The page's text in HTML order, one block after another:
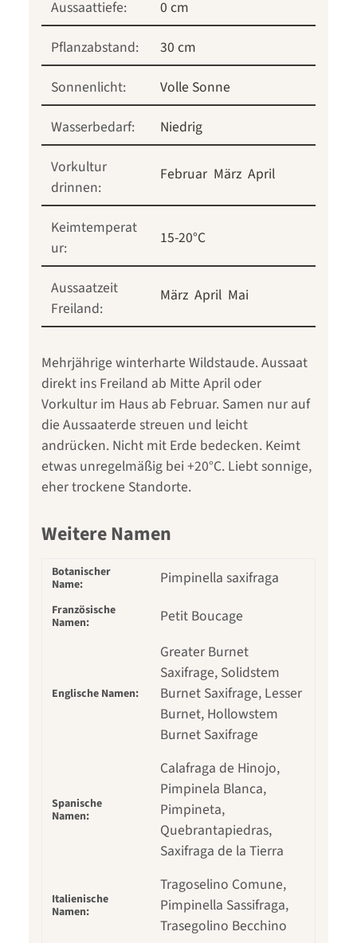
Aussaattiefe:
0 cm
Pflanzabstand:
30 cm
Sonnenlicht:
Volle Sonne
Wasserbedarf:
Niedrig
Vorkultur
drinnen:
Februar März April
Keimtemperat
ur:
15-20°C
Aussaatzeit
Freiland:
März April Mai
Mehrjährige winterharte Wildstaude. Aussaat
direkt ins Freiland ab Mitte April oder
Vorkultur im Haus ab Februar. Samen nur auf
die Aussaaterde streuen und leicht
andrücken. Nicht mit Erde bedecken. Keimt
etwas unregelmäßig bei +20°C. Liebt sonnige,
eher trockene Standorte.
Weitere Namen
Botanischer
Name:
Pimpinella saxifraga
Französische
Namen:
Petit Boucage
Englische Namen:
Greater Burnet
Saxifrage, Solidstem
Burnet Saxifrage, Lesser
Burnet, Hollowstem
Burnet Saxifrage
Spanische
Namen:
Calafraga de Hinojo,
Pimpinela Blanca,
Pimpineta,
Quebrantapiedras,
Saxifraga de la Tierra
Italienische
Namen:
Tragoselino Comune,
Pimpinella Sassifraga,
Trasegolino Becchino